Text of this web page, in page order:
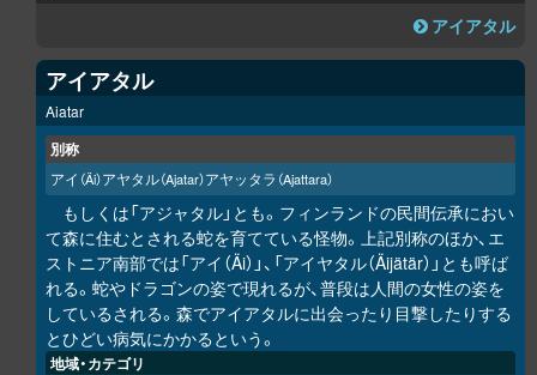
アイアタル
アイアタル
Aiatar
別称
アイ （Äi）アヤタル（Ajatar）アヤッタラ （Ajattara）
もしくは「アジャタル」とも。フィンランドの民間伝承におい
て森に住むとされる蛇を育てている怪物。上記別称のほか、エ
ストニア南部では「アイ（Äi）」、「アイヤタル（Äijätär）」とも呼ば
れる。蛇やドラゴンの姿で現れるが、普段は人間の女性の姿を
しているされる。森でアイアタルに出会ったり目撃したりする
とひどい病気にかかるという。
地域・カテゴリ